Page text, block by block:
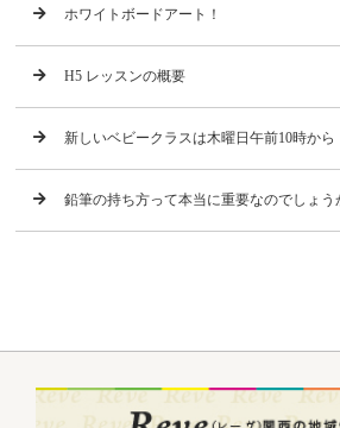
ホワイトボードアート！
H5 レッスンの概要
新しいベビークラスは木曜日午前10時から
鉛筆の持ち方って本当に重要なのでしょう